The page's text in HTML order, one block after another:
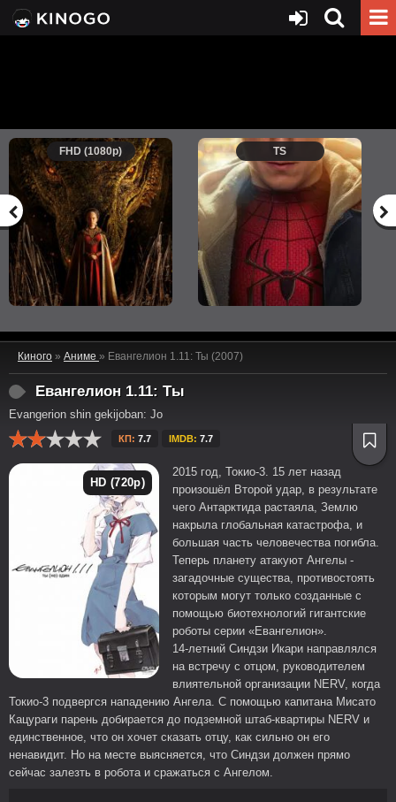
FHD (1080p) TS
Киного » Аниме » Евангелион 1.11: Ты (2007)
Евангелион 1.11: Ты
Evangerion shin gekijoban: Jo
КП: 7.7 IMDB: 7.7
HD (720p)
2015 год, Токио-3. 15 лет назад
произошёл Второй удар, в результате
чего Антарктида растаяла, Землю
накрыла глобальная катастрофа, и
большая часть человечества погибла.
Теперь планету атакуют Ангелы -
загадочные существа, противостоять
которым могут только созданные с
помощью биотехнологий гигантские
роботы серии «Евангелион».
14-летний Синдзи Икари направлялся
на встречу с отцом, руководителем
влиятельной организации NERV, когда
Токио-3 подвергся нападению Ангела. С помощью капитана Мисато
Кацураги парень добирается до подземной штаб-квартиры NERV и
единственное, что он хочет сказать отцу, как сильно он его
ненавидит. Но на месте выясняется, что Синдзи должен прямо
сейчас залезть в робота и сражаться с Ангелом.